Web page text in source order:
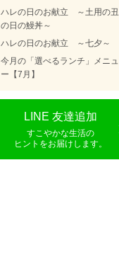
ハレの日のお献立 ～土用の丑
の日の鰻丼～
ハレの日のお献立 ～七夕～
今月の「選べるランチ」メニュ
ー【7月】
LINE 友達追加
すこやかな生活の
ヒントをお届けします。